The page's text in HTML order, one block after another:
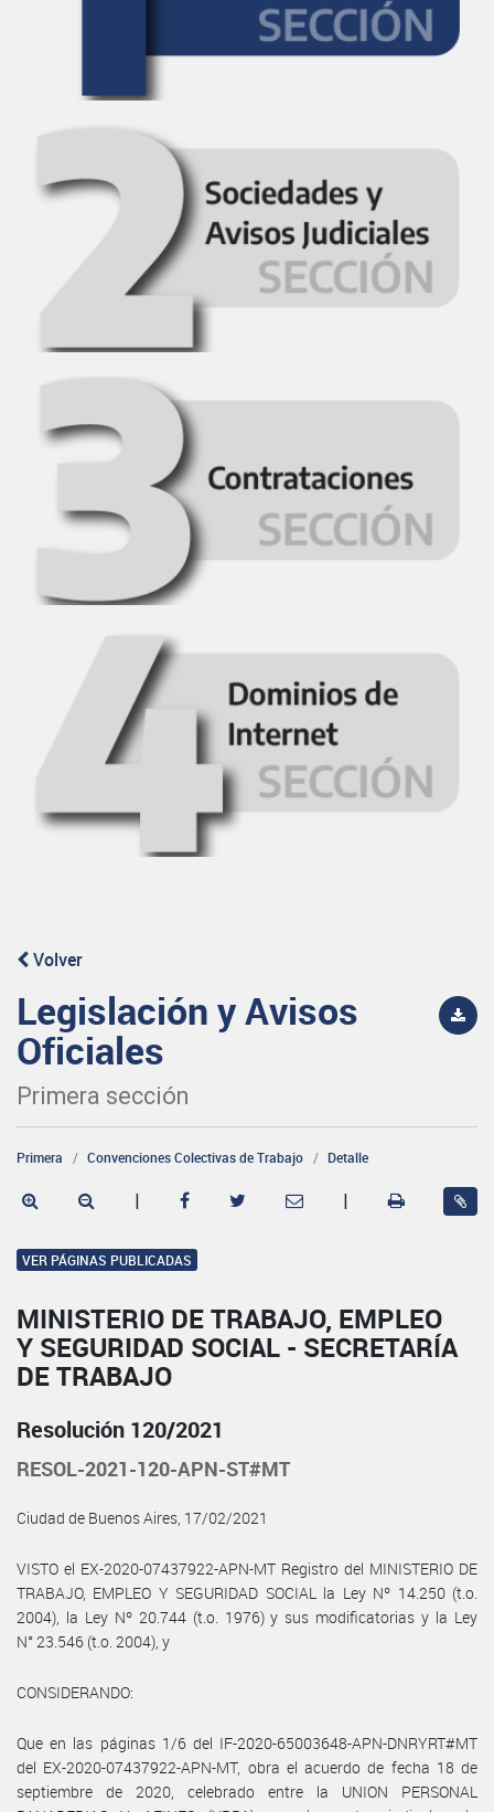
Volver
Legislación y Avisos
Oficiales
Primera sección
Primera Convenciones Colectivas de Trabajo Detalle
| |
VER PÁGINAS PUBLICADAS
MINISTERIO DE TRABAJO, EMPLEO
Y SEGURIDAD SOCIAL - SECRETARÍA
DE TRABAJO
Resolución 120/2021
RESOL-2021-120-APN-ST#MT
Ciudad de Buenos Aires, 17/02/2021
VISTO el EX-2020-07437922-APN-MT Registro del MINISTERIO DE
TRABAJO, EMPLEO Y SEGURIDAD SOCIAL la Ley Nº 14.250 (t.o.
2004), la Ley Nº 20.744 (t.o. 1976) y sus modificatorias y la Ley
N° 23.546 (t.o. 2004), y
CONSIDERANDO:
Que en las páginas 1/6 del IF-2020-65003648-APN-DNRYRT#MT
del EX-2020-07437922-APN-MT, obra el acuerdo de fecha 18 de
septiembre de 2020, celebrado entre la UNION PERSONAL